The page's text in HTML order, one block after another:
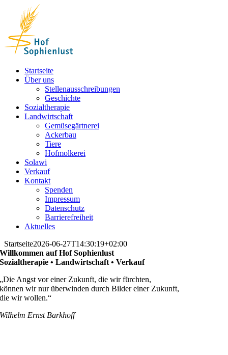
content
Startseite
Über uns
Stellenausschreibungen
Geschichte
Sozialtherapie
Landwirtschaft
Gemüsegärtnerei
Ackerbau
Tiere
Hofmolkerei
Solawi
Verkauf
Kontakt
Spenden
Impressum
Datenschutz
Barrierefreiheit
Aktuelles
Startseite2026-06-27T14:30:19+02:00
Willkommen auf Hof Sophienlust
Sozialtherapie • Landwirtschaft • Verkauf
„Die Angst vor einer Zukunft, die wir fürchten,
können wir nur überwinden durch Bilder einer Zukunft,
die wir wollen.“
Wilhelm Ernst Barkhoff